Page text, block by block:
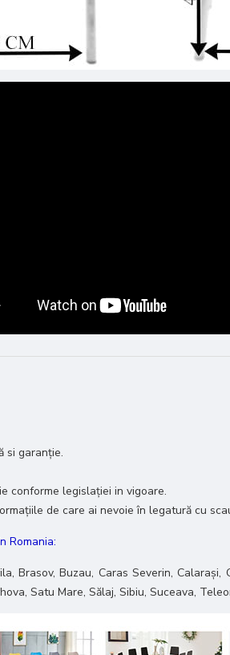
si garanție.
conforme legislației in vigoare.
de care ai nevoie în legatură cu
Romania:
Brasov, Buzau, Caras Severin,
Satu Mare, Sălaj, Sibiu, Suceava,